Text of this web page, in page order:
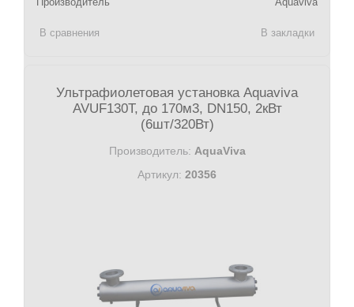
В сравнения В закладки
Ультрафиолетовая установка Aquaviva
AVUF130T, до 170м3, DN150, 2кВт
(6шт/320Вт)
Производитель: AquaViva
Артикул: 20356